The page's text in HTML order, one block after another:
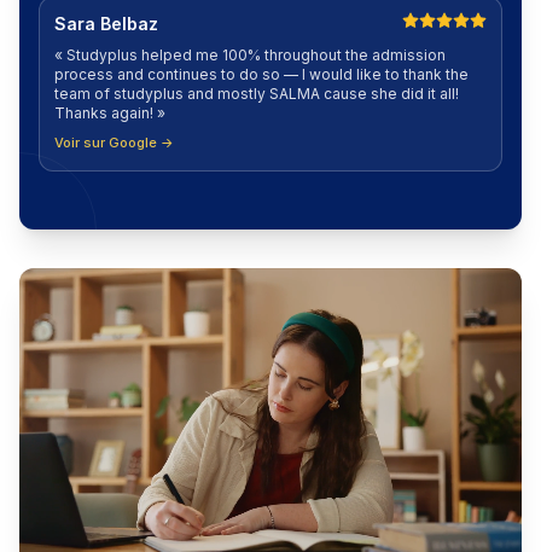
Sara Belbaz
« Studyplus helped me 100% throughout the admission
process and continues to do so — I would like to thank the
team of studyplus and mostly SALMA cause she did it all!
Thanks again! »
Voir sur Google →